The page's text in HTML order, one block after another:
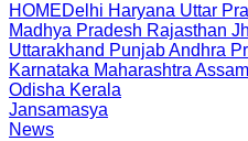
HOMEDelhi Haryana Uttar
Madhya Pradesh Rajasthan
Uttarakhand PunjabAndhra
Karnataka Maharashtra Assam
Odisha Kerala
Jansamasya
News